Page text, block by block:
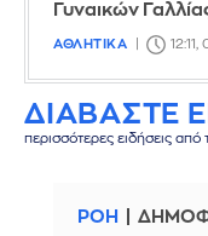
Γυναικών
ΑΘΛΗΤΙΚΑ
ΔΙΑΒΑΣΤΕ
περισσότερες ειδήσεις από
ΡΟΗ